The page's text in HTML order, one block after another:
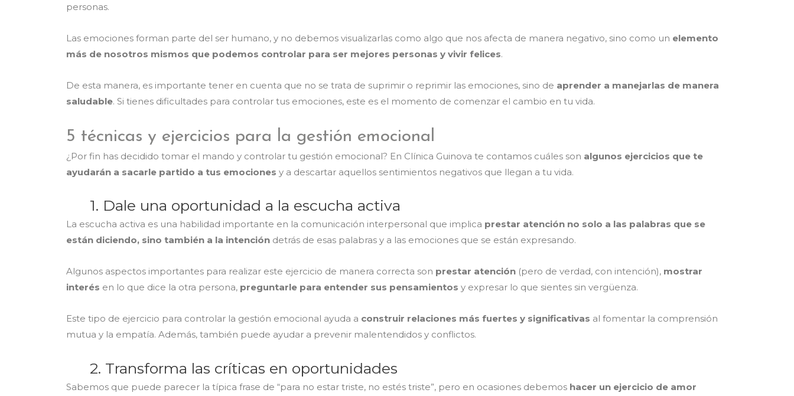
personas.
Las emociones forman parte del ser humano, y no debemos visualizarlas como algo que nos afecta de manera negativo, sino como un elemento
más de nosotros mismos que podemos controlar para ser mejores personas y vivir felices.
De esta manera, es importante tener en cuenta que no se trata de suprimir o reprimir las emociones, sino de aprender a manejarlas de manera
saludable. Si tienes dificultades para controlar tus emociones, este es el momento de comenzar el cambio en tu vida.
5 técnicas y ejercicios para la gestión emocional
¿Por fin has decidido tomar el mando y controlar tu gestión emocional? En Clínica Guinova te contamos cuáles son algunos ejercicios que te
ayudarán a sacarle partido a tus emociones y a descartar aquellos sentimientos negativos que llegan a tu vida.
1. Dale una oportunidad a la escucha activa
La escucha activa es una habilidad importante en la comunicación interpersonal que implica prestar atención no solo a las palabras que se
están diciendo, sino también a la intención detrás de esas palabras y a las emociones que se están expresando.
Algunos aspectos importantes para realizar este ejercicio de manera correcta son prestar atención (pero de verdad, con intención), mostrar
interés en lo que dice la otra persona, preguntarle para entender sus pensamientos y expresar lo que sientes sin vergüenza.
Este tipo de ejercicio para controlar la gestión emocional ayuda a construir relaciones más fuertes y significativas al fomentar la comprensión
mutua y la empatía. Además, también puede ayudar a prevenir malentendidos y conflictos.
2. Transforma las críticas en oportunidades
Sabemos que puede parecer la típica frase de “para no estar triste, no estés triste”, pero en ocasiones debemos hacer un ejercicio de amor